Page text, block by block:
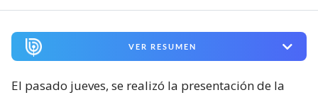
VER RESUMEN
El pasado jueves, se realizó la presentación de la